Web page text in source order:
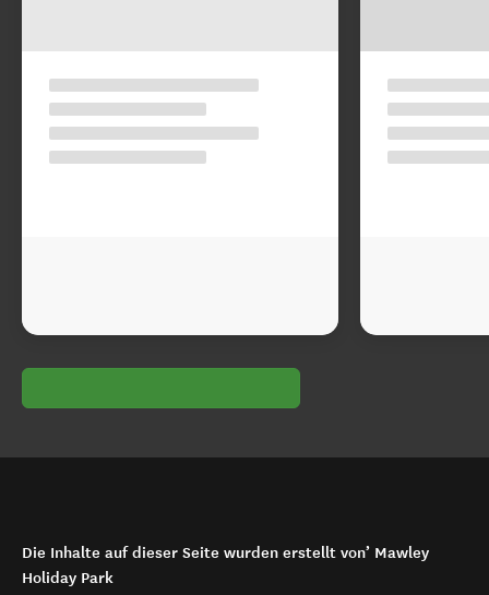
Die Inhalte auf dieser Seite wurden erstellt von’ Mawley
Holiday Park